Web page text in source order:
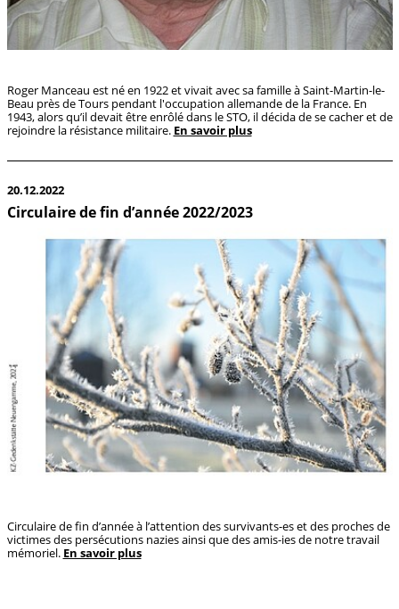
Roger Manceau est né en 1922 et vivait avec sa famille à Saint-Martin-le-
Beau près de Tours pendant l'occupation allemande de la France. En
1943, alors qu’il devait être enrôlé dans le STO, il décida de se cacher et de
rejoindre la résistance militaire. En savoir plus
20.12.2022
Circulaire de fin d’année 2022/2023
Circulaire de fin d’année à l’attention des survivants-es et des proches de
victimes des persécutions nazies ainsi que des amis-ies de notre travail
mémoriel. En savoir plus